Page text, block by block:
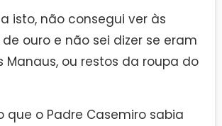
a isto, não consegui ver às
ouro e não sei dizer se eram
Manaus, ou restos da roupa do
que o Padre Casemiro sabia